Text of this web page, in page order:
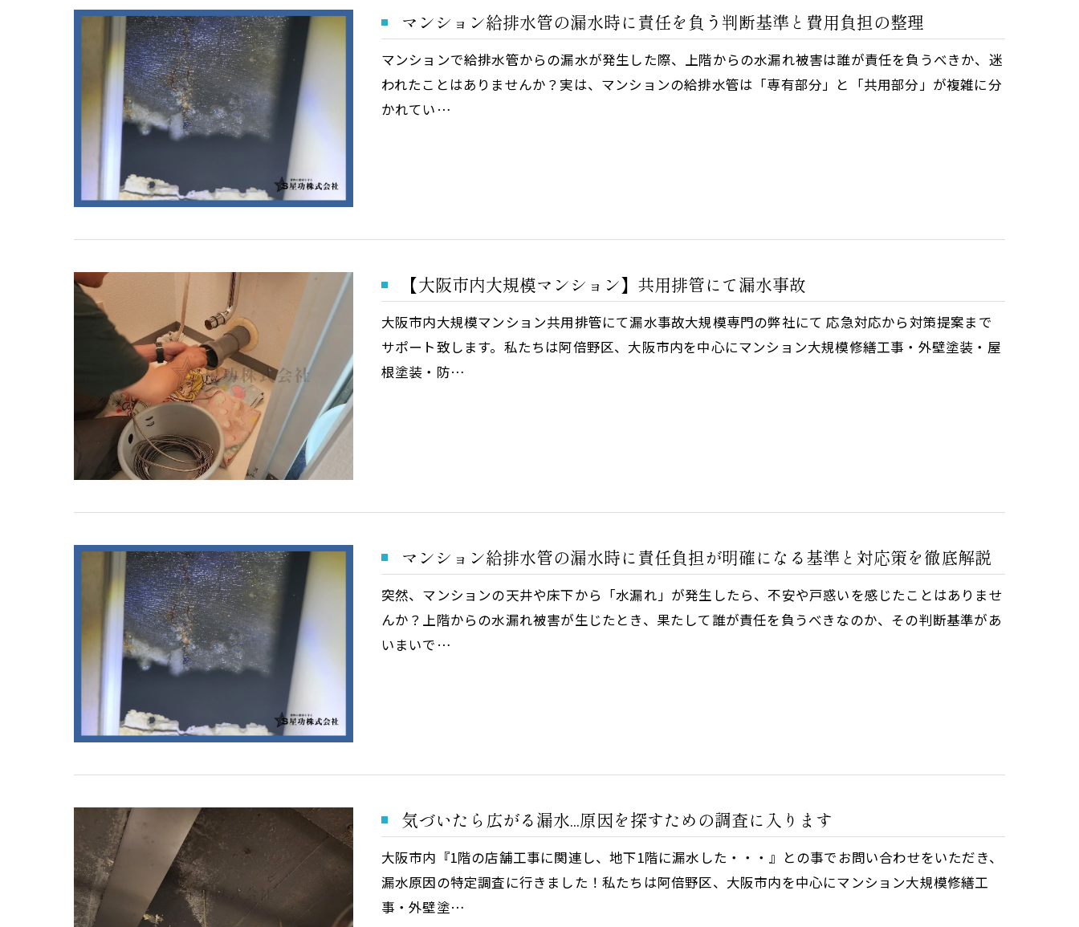
マンション給排水管の漏水時に責任を負う判断基準と費用負担の整理
マンションで給排水管からの漏水が発生した際、上階からの水漏れ被害は誰が責任を負うべきか、迷
われたことはありませんか？実は、マンションの給排水管は「専有部分」と「共用部分」が複雑に分
かれてい…
【大阪市内大規模マンション】共用排管にて漏水事故
大阪市内大規模マンション共用排管にて漏水事故大規模専門の弊社にて 応急対応から対策提案まで
サポート致します。私たちは阿倍野区、大阪市内を中心にマンション大規模修繕工事・外壁塗装・屋
根塗装・防…
マンション給排水管の漏水時に責任負担が明確になる基準と対応策を徹底解説
突然、マンションの天井や床下から「水漏れ」が発生したら、不安や戸惑いを感じたことはありませ
んか？上階からの水漏れ被害が生じたとき、果たして誰が責任を負うべきなのか、その判断基準があ
いまいで…
気づいたら広がる漏水...原因を探すための調査に入ります
大阪市内『1階の店舗工事に関連し、地下1階に漏水した・・・』との事でお問い合わせをいただき、
漏水原因の特定調査に行きました！私たちは阿倍野区、大阪市内を中心にマンション大規模修繕工
事・外壁塗…
お問い合わせはこちら